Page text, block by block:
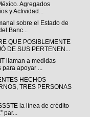
Agregados
y Actividad...
sobre el Estado de
Banc...
QUE POSIBLEMENTE
DE SUS PERTENEN...
llaman a medidas
para apoyar ...
HECHOS
TRES PERSONAS
la línea de crédito
par...